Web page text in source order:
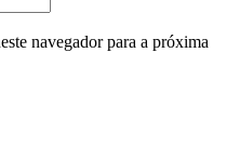
navegador para a próxima